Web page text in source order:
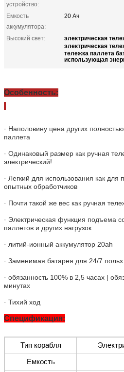
устройство:
Емкость
аккумулятора:
20 Ач
Высокий свет: электрическая
электрическая
тележка паллета
использующая
Особенность:
· Наполовину цена других
паллета
· Одинаковый размер как ручная
электрический!
· Легкий для использования как для
опытных обработчиков
· Почти такой же вес как ручная
· Электрическая функция подъема
паллетов и других нагрузок
· литий-ионный аккумулятор 20ah
· Заменимая батарея для 24/7 польз
· обязанность 100% в 2,5 часах |
минутах
· Тихий ход
Спецификация:
Тип корабля
Емкость